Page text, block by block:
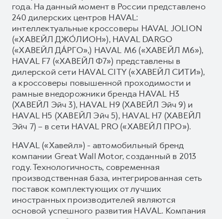
года. На данный момент в России представлено
240 дилерских центров HAVAL:
интеллектуальные кроссоверы HAVAL JOLION
(«ХАВЕЙЛ ДЖО́ЛИОН»), HAVAL DARGO
(«ХАВЕЙЛ ДА́РГО»,) HAVAL М6 («ХАВЕЙЛ M6»),
HAVAL F7 («ХАВЕЙЛ Ф7») представлены в
дилерской сети HAVAL CITY («ХАВЕЙЛ СИТИ»),
а кроссоверы повышенной проходимости и
рамные внедорожники бренда HAVAL H3
(ХАВЕЙЛ Эйч 3), HAVAL H9 (ХАВЕЙЛ Эйч 9) и
HAVAL H5 (ХАВЕЙЛ Эйч 5), HAVAL H7 (ХАВЕЙЛ
Эйч 7) – в сети HAVAL PRO («ХАВЕЙЛ ПРО»).
HAVAL («Хавейл») - автомобильный бренд
компании Great Wall Motor, созданный в 2013
году. Технологичность, современная
производственная база, интегрированная сеть
поставок комплектующих от лучших
иностранных производителей являются
основой успешного развития HAVAL. Компания